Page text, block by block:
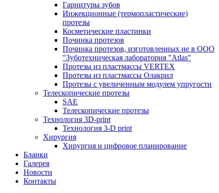
Гарнитуры зубов
Инжекционные (термопластические)
протезы
Косметические пластинки
Починка протезов
Починка протезов, изготовленных не в ООО
"Зуботехническая лаборатория "Atlas"
Протезы из пластмассы VERTEX
Протезы из пластмассы Олакрил
Протезы с увеличенным модулем упругости
Телескопические протезы
SAE
Телескопические протезы
Технология 3D-print
Технология 3-D print
Хирургия
Хирургия и цифровое планирование
Бланки
Галерея
Новости
Контакты